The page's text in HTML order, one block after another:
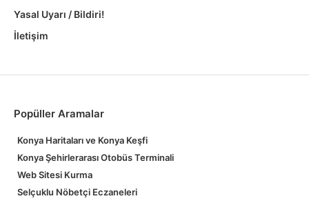
Yasal Uyarı / Bildiri!
İletişim
Popüller Aramalar
Konya Haritaları ve Konya Keşfi
Konya Şehirlerarası Otobüs Terminali
Web Sitesi Kurma
Selçuklu Nöbetçi Eczaneleri